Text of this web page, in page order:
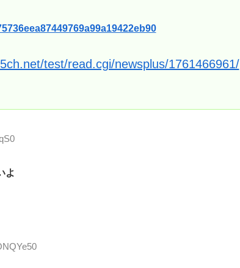
test/read.cgi/newsplus/1761466961/
よ